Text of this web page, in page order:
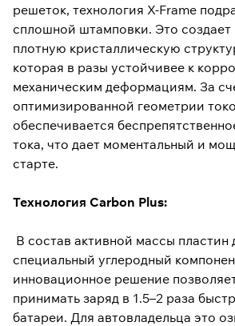
решеток, технология X-Frame
сплошной штамповки. Это создает
плотную кристаллическую
которая в разы устойчивее к
механическим деформациям. За
оптимизированной геометрии
обеспечивается
тока, что дает моментальный и
старте.
Технология Carbon Plus:
В состав активной массы пластин
специальный углеродный
инновационное решение
принимать заряд в 1.5–2 раза
батареи. Для автовладельца это